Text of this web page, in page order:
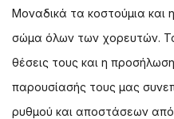
Μοναδικά τα κοστούμια
σώμα όλων των χορευτών.
θέσεις τους και η
παρουσίασής τους μας
ρυθμού και αποστάσεων